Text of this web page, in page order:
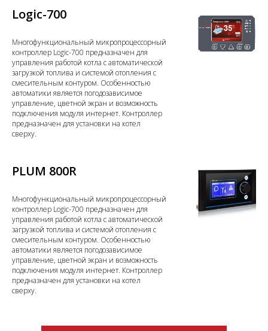
Logic-700
Многофункциональный микропроцессорный
контроллер Logic-700 предназначен для
управления работой котла с автоматической
загрузкой топлива и системой отопления с
смесительным контуром. Особенностью
автоматики является погодозависимое
управление, цветной экран и возможность
подключения модуля интернет. Контроллер
предназначен для установки на котел
сверху.
PLUM 800R
Многофункциональный микропроцессорный
контроллер Logic-700 предназначен для
управления работой котла с автоматической
загрузкой топлива и системой отопления с
смесительным контуром. Особенностью
автоматики является погодозависимое
управление, цветной экран и возможность
подключения модуля интернет. Контроллер
предназначен для установки на котел
сверху.